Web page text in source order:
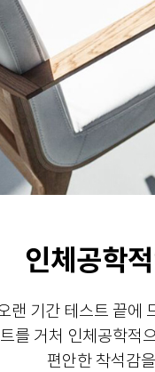
인체공학
랜 기간 테스트 끝에
를 거처 인체공학적
편안한 착석감